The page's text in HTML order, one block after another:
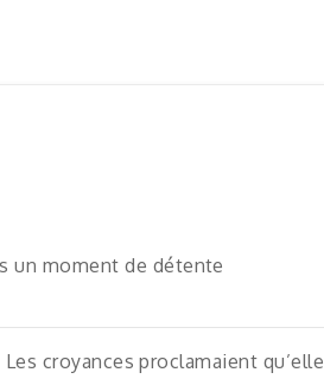
un moment de détente
croyances proclamaient qu’elle